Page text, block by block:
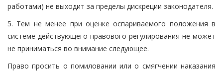
работами) не выходит за пределы дискреции законодателя.
5. Тем не менее при оценке оспариваемого положения в
системе действующего правового регулирования не может
не приниматься во внимание следующее.
Право просить о помиловании или о смягчении наказания